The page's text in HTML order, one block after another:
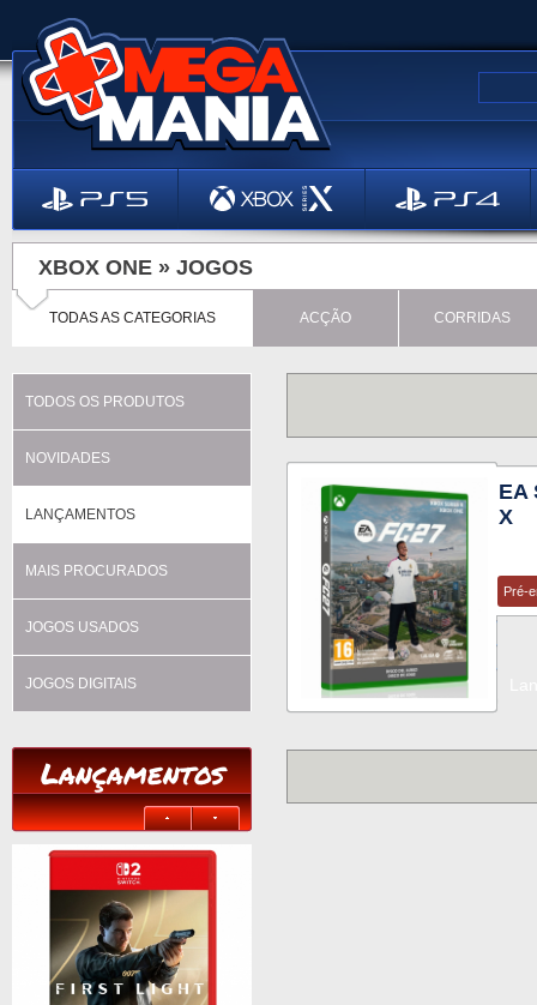
XBOX ONE » JOGOS
TODAS AS CATEGORIAS ACÇÃO CORRIDAS
TODOS OS PRODUTOS
NOVIDADES
LANÇAMENTOS
MAIS PROCURADOS
JOGOS USADOS
JOGOS DIGITAIS
Lançamentos
EA
X
Pré-